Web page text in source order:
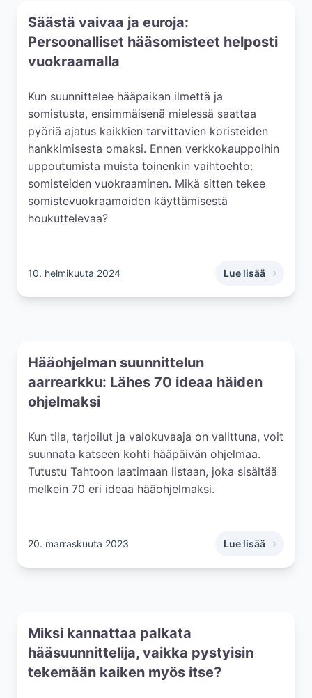
Säästä vaivaa ja euroja:
Persoonalliset hääsomisteet helposti
vuokraamalla
Kun suunnittelee hääpaikan ilmettä ja
somistusta, ensimmäisenä mielessä saattaa
pyöriä ajatus kaikkien tarvittavien koristeiden
hankkimisesta omaksi. Ennen verkkokauppoihin
uppoutumista muista toinenkin vaihtoehto:
somisteiden vuokraaminen. Mikä sitten tekee
somistevuokraamoiden käyttämisestä
houkuttelevaa?
10. helmikuuta 2024 Lue lisää
,Säästä vaivaa ja
Hääohjelman suunnittelun
aarrearkku: Lähes 70 ideaa häiden
ohjelmaksi
Kun tila, tarjoilut ja valokuvaaja on valittuna, voit
suunnata katseen kohti hääpäivän ohjelmaa.
Tutustu Tahtoon laatimaan listaan, joka sisältää
melkein 70 eri ideaa hääohjelmaksi.
20. marraskuuta 2023 Lue lisää
,Hääohjelman
Miksi kannattaa palkata
hääsuunnittelija, vaikka pystyisin
tekemään kaiken myös itse?